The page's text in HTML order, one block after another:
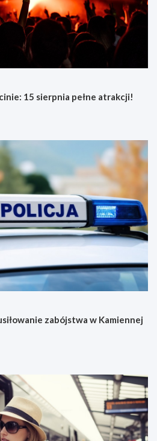
15 sierpnia pełne atrakcji!
zabójstwa w Kamiennej